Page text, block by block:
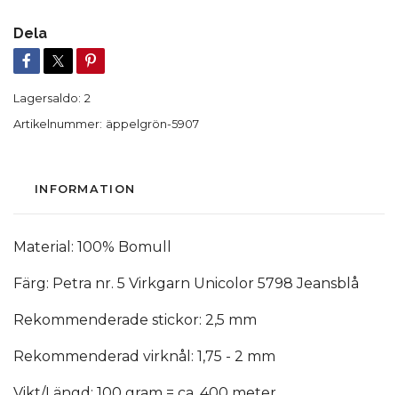
Dela
Lagersaldo: 2
Artikelnummer: äppelgrön-5907
INFORMATION
Material: 100% Bomull
Färg: Petra nr. 5 Virkgarn Unicolor 5798 Jeansblå
Rekommenderade stickor: 2,5 mm
Rekommenderad virknål: 1,75 - 2 mm